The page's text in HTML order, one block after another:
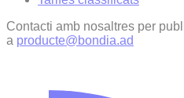
Contacti amb nosaltres per
a producte@bondia.ad